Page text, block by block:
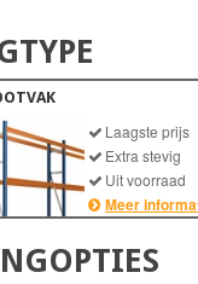
Laagste prijs
Extra stevig
Uit voorraad
Meer